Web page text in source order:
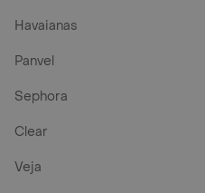
Havaianas
Panvel
Sephora
Clear
Veja